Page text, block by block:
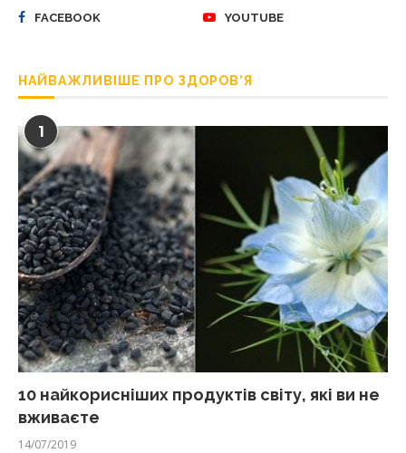
FACEBOOK YOUTUBE
НАЙВАЖЛИВІШЕ ПРО ЗДОРОВ’Я
1
10 найкорисніших продуктів світу, які ви не
вживаєте
14/07/2019